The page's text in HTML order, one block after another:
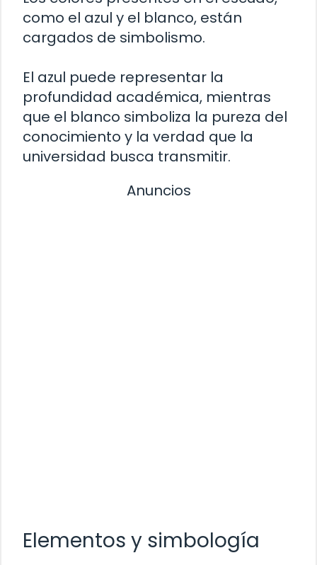
como el azul y el blanco, están
cargados de simbolismo.
El azul puede representar la
profundidad académica, mientras
que el blanco simboliza la pureza del
conocimiento y la verdad que la
universidad busca transmitir.
Anuncios
Elementos y simbología